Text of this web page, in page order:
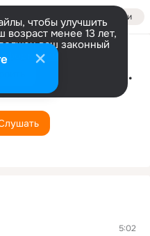
Войти
чтобы улучшить
возраст менее 13 лет,
ваш законный
Djs At Work Some Years Ago
5:02